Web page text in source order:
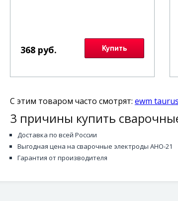
368 руб. Купить
С этим товаром часто смотрят: ewm
3 причины купить
Доставка по всей России
Выгодная цена на сварочные электроды АНО-21
Гарантия от производителя